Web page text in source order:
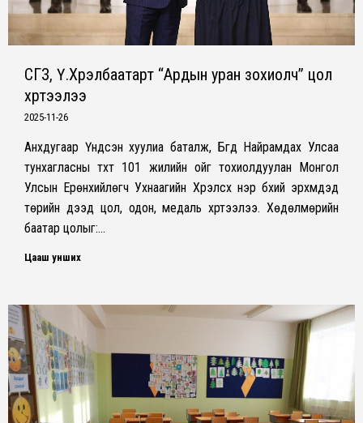
СГЗ, Ү.Хүрэлбаатарт “Ардын уран зохиолч” цол
хүртээлээ
2025-11-26
Анхдугаар Үндсэн хуулиа баталж, Бүгд Найрамдах Улсаа
тунхагласны түүхт 101 жилийн ойг тохиолдуулан Монгол
Улсын Ерөнхийлөгч Ухнаагийн Хүрэлсүх нэр бүхий эрхмүүдэд
төрийн дээд цол, одон, медаль хүртээлээ. Хөдөлмөрийн
баатар цолыг:…
Цааш унших